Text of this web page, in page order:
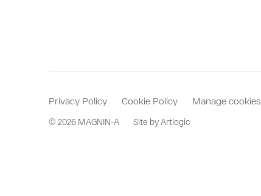
Privacy Policy Cookie Policy Manage cookies
© 2026 MAGNIN-A Site by Artlogic